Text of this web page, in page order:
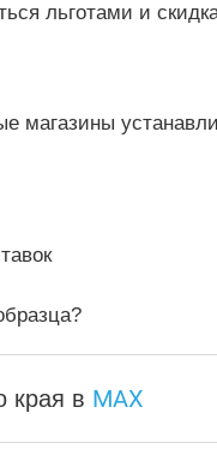
льготами и
магазины
края в MAX